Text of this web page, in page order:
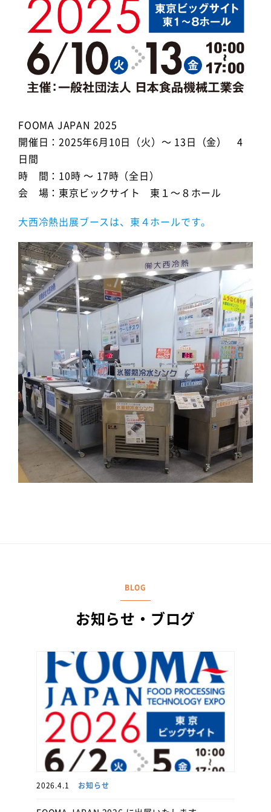
FOOMA JAPAN 2025
開催日：2025年6月10日（火）～ 13日（金） 4
日間
時 間：10時 ～ 17時（全日）
会 場：東京ビックサイト 東１～８ホール
大西冷熱出展ブースは、東４ホールです。
BLOG
お知らせ・ブログ
2026.4.1 お知らせ